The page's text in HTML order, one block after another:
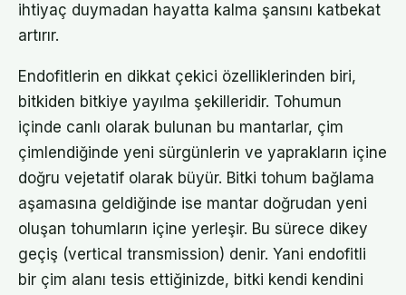
ihtiyaç duymadan hayatta kalma şansını katbekat
artırır.
Endofitlerin en dikkat çekici özelliklerinden biri,
bitkiden bitkiye yayılma şekilleridir. Tohumun
içinde canlı olarak bulunan bu mantarlar, çim
çimlendiğinde yeni sürgünlerin ve yaprakların içine
doğru vejetatif olarak büyür. Bitki tohum bağlama
aşamasına geldiğinde ise mantar doğrudan yeni
oluşan tohumların içine yerleşir. Bu sürece dikey
geçiş (vertical transmission) denir. Yani endofitli
bir çim alanı tesis ettiğinizde, bitki kendi kendini